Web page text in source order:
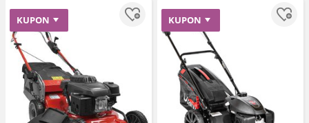
KUPON KUPON